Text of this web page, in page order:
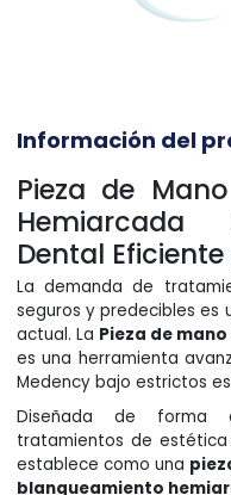
Información del
Pieza de
Hemiarcada
Dental
La demanda de
seguros y predecibles es
actual. La Pieza de
es una herramienta
Medency bajo estrictos
Diseñada de forma
tratamientos de
establece como una
blanqueamiento